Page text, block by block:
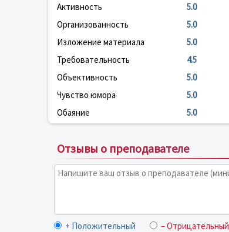
Активность
5.0
Организованность
5.0
Изложение материала
5.0
Требовательность
4.5
Объективность
5.0
Чувство юмора
5.0
Обаяние
5.0
Отзывы о преподавателе
+ Положительный – Отрицательный